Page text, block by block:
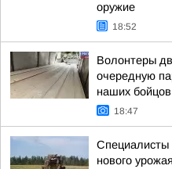
оружие
18:52
Волонтеры
очередную
наших
18:47
Специалисты
нового урожая